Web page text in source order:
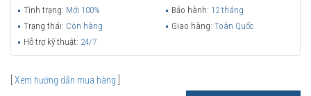
Tình trạng: Mới 100% Bảo hành: 12 tháng
Trạng thái: Còn hàng Giao hàng: Toàn Quốc
Hỗ trợ kỹ thuật: 24/7
Xem hướng dẫn mua hàng